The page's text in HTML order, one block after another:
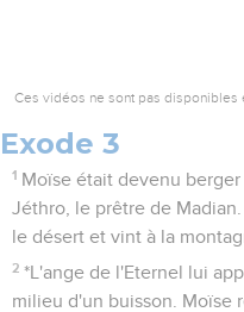
Ces vidéos ne sont pas disponibles
Exode 3
1 Moïse était devenu
Jéthro, le prêtre de
le désert et vint à la
2 *L'ange de l'Eternel lui
milieu d'un buisson. Moïse